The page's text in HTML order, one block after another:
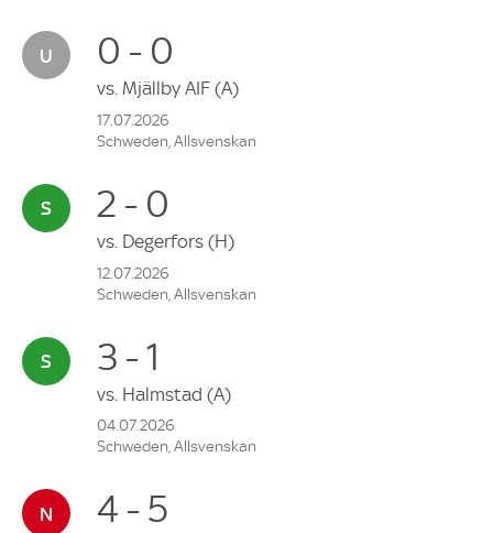
0 - 0
vs. Mjällby AIF (A)
17.07.2026
Schweden, Allsvenskan
2 - 0
vs. Degerfors (H)
12.07.2026
Schweden, Allsvenskan
3 - 1
vs. Halmstad (A)
04.07.2026
Schweden, Allsvenskan
4 - 5